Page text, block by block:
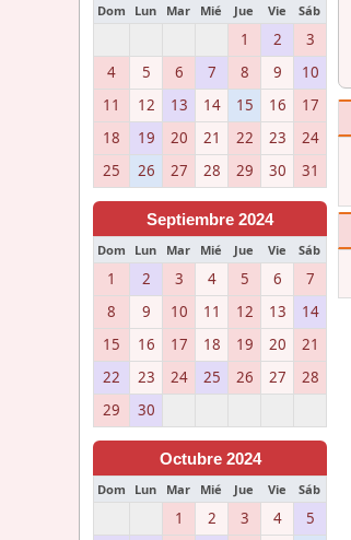
Dom Lun Mar Mié Jue Vie Sáb
1 2
3
4
5 6 7 8 9
10
11
12 13 14 15 16
17
18
19 20 21 22 23
24
25
26 27 28 29 30 31
Septiembre 2024
Dom Lun Mar Mié Jue Vie Sáb
1 2 3 4 5 6
7
8
9 10 11 12 13
14
15
16 17 18 19 20
21
22
23 24 25 26 27
28
29
30
Octubre 2024
Dom Lun Mar Mié Jue Vie Sáb
1 2 3 4 5